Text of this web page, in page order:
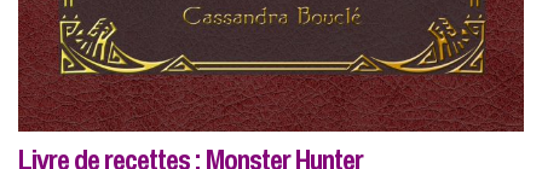
Livre de recettes : Monster Hunter